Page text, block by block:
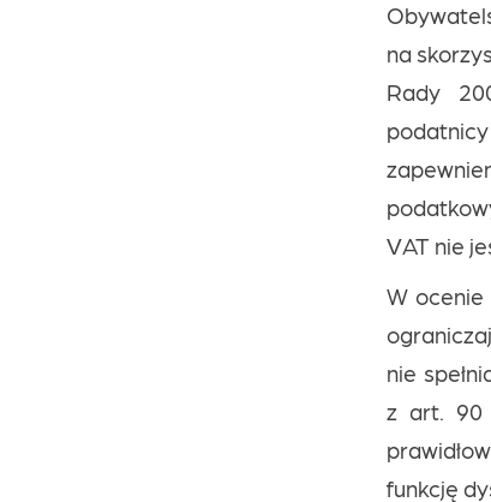
na
Rady
podatnicy
VAT nie
W ocenie
nie
z art. 90
funkcję